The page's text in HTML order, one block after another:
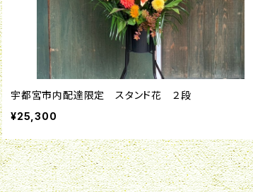
宇都宮市内配達限定 スタンド花 ２段
¥25,300